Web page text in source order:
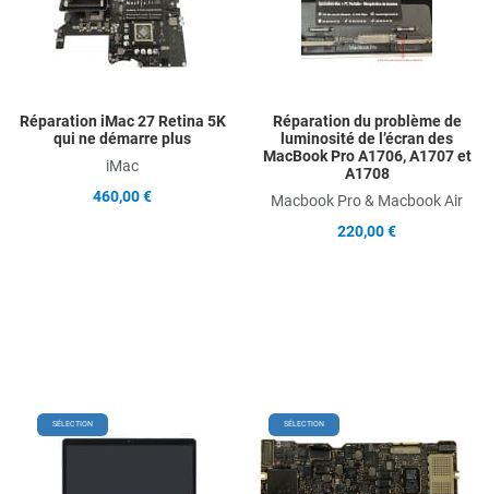
Add to Compare
Quick View
Réparation iMac 27 Retina 5K
qui ne démarre plus
iMac
460,00 €
Réparation du problème de
luminosité de l’écran des
MacBook Pro A1706, A1707 et
A1708
Macbook Pro & Macbook Air
220,00 €
SÉLECTION Add to Wishlist
Add to Compare
SÉLECTION